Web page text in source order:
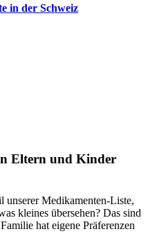
in der Schweiz
Eltern und Kinder
unserer Medikamenten-Liste,
kleines übersehen? Das sind
hat eigene Präferenzen